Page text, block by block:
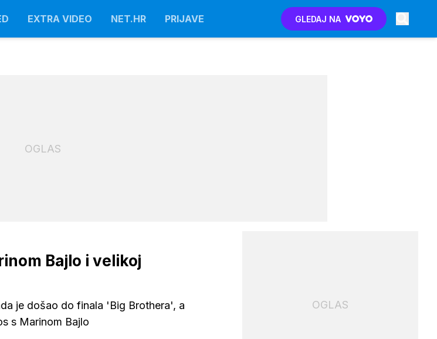
EXTRA VIDEO NET.HR PRIJAVE GLEDAJ NA
OGLAS
Bajlo i velikoj
je došao do finala 'Big Brothera', a
s Marinom Bajlo
OGLAS